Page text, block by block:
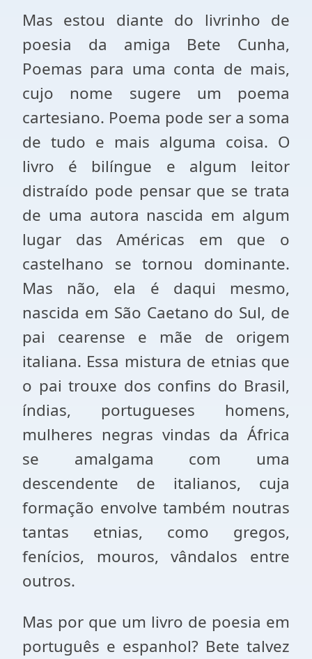
Mas estou diante do livrinho de
poesia da amiga Bete Cunha,
Poemas para uma conta de mais,
cujo nome sugere um poema
cartesiano. Poema pode ser a soma
de tudo e mais alguma coisa. O
livro é bilíngue e algum leitor
distraído pode pensar que se trata
de uma autora nascida em algum
lugar das Américas em que o
castelhano se tornou dominante.
Mas não, ela é daqui mesmo,
nascida em São Caetano do Sul, de
pai cearense e mãe de origem
italiana. Essa mistura de etnias que
o pai trouxe dos confins do Brasil,
índias, portugueses homens,
mulheres negras vindas da África
se amalgama com uma
descendente de italianos, cuja
formação envolve também noutras
tantas etnias, como gregos,
fenícios, mouros, vândalos entre
outros.
Mas por que um livro de poesia em
português e espanhol? Bete talvez